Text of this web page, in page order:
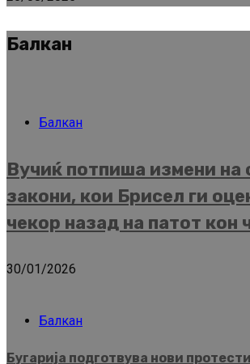
Балкан
Балкан
Вучиќ потпиша измени на
закони, кои Брисел ги
чекор назад на патот кон
30/01/2026
Балкан
Бугарија подготвува нови